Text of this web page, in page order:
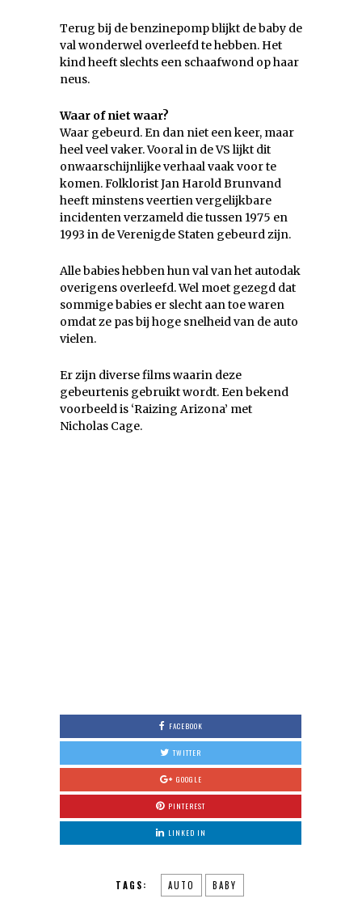
Terug bij de benzinepomp blijkt de baby de
val wonderwel overleefd te hebben. Het
kind heeft slechts een schaafwond op haar
neus.
Waar of niet waar?
Waar gebeurd. En dan niet een keer, maar
heel veel vaker. Vooral in de VS lijkt dit
onwaarschijnlijke verhaal vaak voor te
komen. Folklorist Jan Harold Brunvand
heeft minstens veertien vergelijkbare
incidenten verzameld die tussen 1975 en
1993 in de Verenigde Staten gebeurd zijn.
Alle babies hebben hun val van het autodak
overigens overleefd. Wel moet gezegd dat
sommige babies er slecht aan toe waren
omdat ze pas bij hoge snelheid van de auto
vielen.
Er zijn diverse films waarin deze
gebeurtenis gebruikt wordt. Een bekend
voorbeeld is ‘Raizing Arizona’ met
Nicholas Cage.
FACEBOOK
TWITTER
GOOGLE
PINTEREST
LINKED IN
TAGS: AUTO BABY